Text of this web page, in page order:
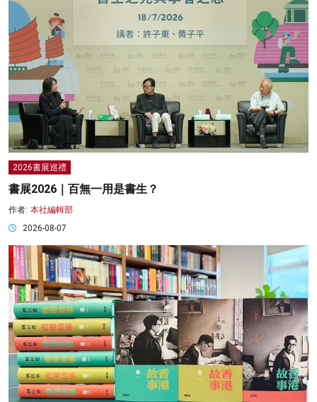
2026書展巡禮
書展2026｜百無一用是書生？
作者: 本社編輯部
2026-08-07